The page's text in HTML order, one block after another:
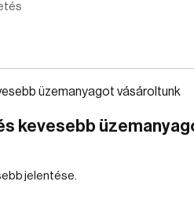
kevesebb
jelentése.